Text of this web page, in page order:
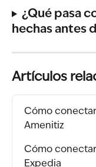
¿Qué pasa
hechas antes
Artículos
Cómo
Amenitiz
Cómo
Expedia